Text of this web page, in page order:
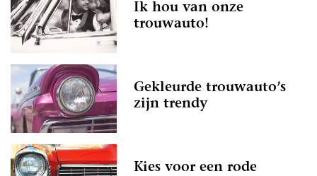
Ik hou van onze
trouwauto!
Gekleurde trouwauto’s
zijn trendy
Kies voor een rode